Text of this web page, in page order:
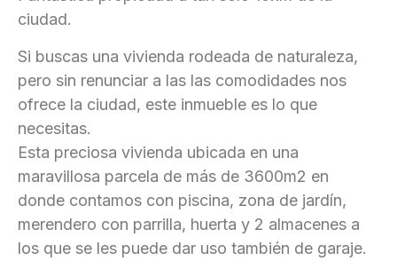
ciudad.
Si buscas una vivienda rodeada de naturaleza,
pero sin renunciar a las las comodidades nos
ofrece la ciudad, este inmueble es lo que
necesitas.
Esta preciosa vivienda ubicada en una
maravillosa parcela de más de 3600m2 en
donde contamos con piscina, zona de jardín,
merendero con parrilla, huerta y 2 almacenes a
los que se les puede dar uso también de garaje.